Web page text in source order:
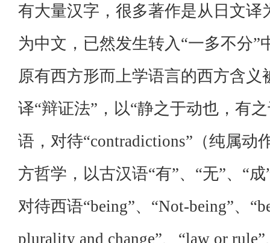
有大量汉字，很多著作是从日文
为中文，已然发生转入“一多不分
原有西方形而上学语言的西方含
译“辩证法”，以“静之于动也，有
语，对待“contradictions”（纯属
方哲学，以古汉语“有”、“无”、“
对待西语“being”、“Not-being”、
plurality and change”、“law or